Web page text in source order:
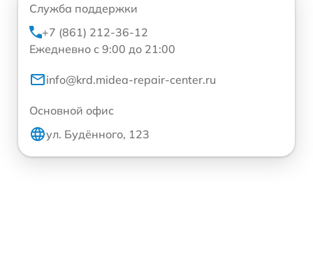
Служба поддержки
+7 (861) 212-36-12
Ежедневно с 9:00 до 21:00
info@krd.midea-repair-center.ru
Основной офис
ул. Будённого, 123